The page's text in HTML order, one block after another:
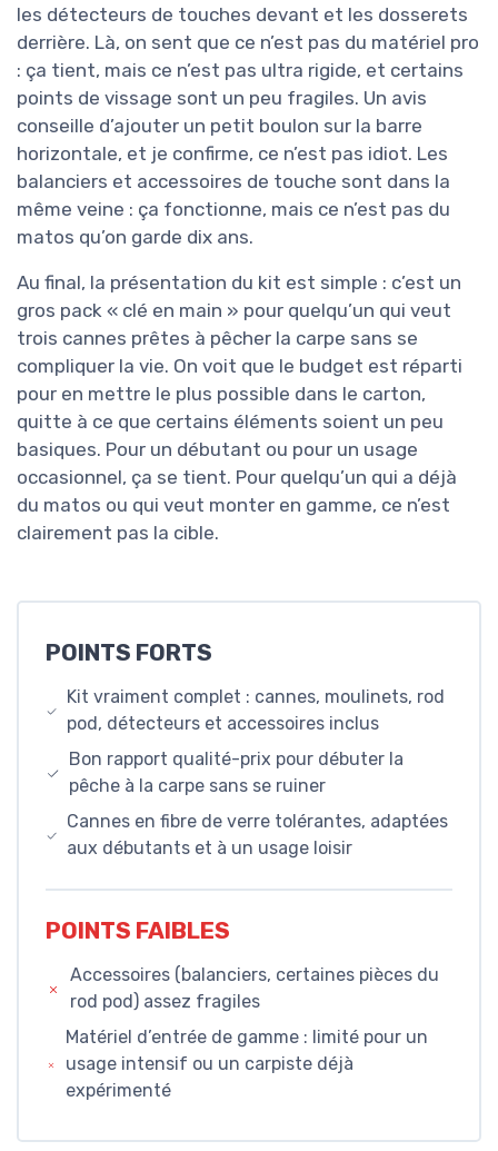
les détecteurs de touches devant et les dosserets
derrière. Là, on sent que ce n’est pas du matériel pro
: ça tient, mais ce n’est pas ultra rigide, et certains
points de vissage sont un peu fragiles. Un avis
conseille d’ajouter un petit boulon sur la barre
horizontale, et je confirme, ce n’est pas idiot. Les
balanciers et accessoires de touche sont dans la
même veine : ça fonctionne, mais ce n’est pas du
matos qu’on garde dix ans.
Au final, la présentation du kit est simple : c’est un
gros pack « clé en main » pour quelqu’un qui veut
trois cannes prêtes à pêcher la carpe sans se
compliquer la vie. On voit que le budget est réparti
pour en mettre le plus possible dans le carton,
quitte à ce que certains éléments soient un peu
basiques. Pour un débutant ou pour un usage
occasionnel, ça se tient. Pour quelqu’un qui a déjà
du matos ou qui veut monter en gamme, ce n’est
clairement pas la cible.
POINTS FORTS
Kit vraiment complet : cannes, moulinets, rod
pod, détecteurs et accessoires inclus
Bon rapport qualité-prix pour débuter la
pêche à la carpe sans se ruiner
Cannes en fibre de verre tolérantes, adaptées
aux débutants et à un usage loisir
POINTS FAIBLES
Accessoires (balanciers, certaines pièces du
rod pod) assez fragiles
Matériel d’entrée de gamme : limité pour un
usage intensif ou un carpiste déjà
expérimenté